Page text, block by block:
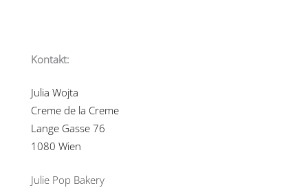
Kontakt:
Julia Wojta
Creme de la Creme
Lange Gasse 76
1080 Wien
Julie Pop Bakery